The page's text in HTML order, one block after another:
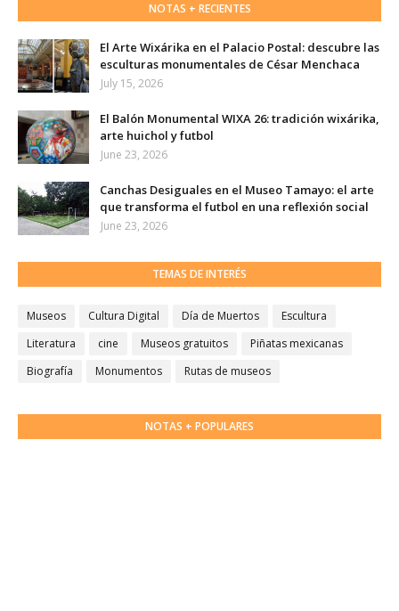
NOTAS + RECIENTES
El Arte Wixárika en el Palacio Postal: descubre las
esculturas monumentales de César Menchaca
July 15, 2026
El Balón Monumental WIXA 26: tradición wixárika,
arte huichol y futbol
June 23, 2026
Canchas Desiguales en el Museo Tamayo: el arte
que transforma el futbol en una reflexión social
June 23, 2026
TEMAS DE INTERÉS
Museos Cultura Digital Día de Muertos
Escultura
Literatura
cine Museos gratuitos
Piñatas mexicanas
Biografía
Monumentos Rutas de museos
NOTAS + POPULARES